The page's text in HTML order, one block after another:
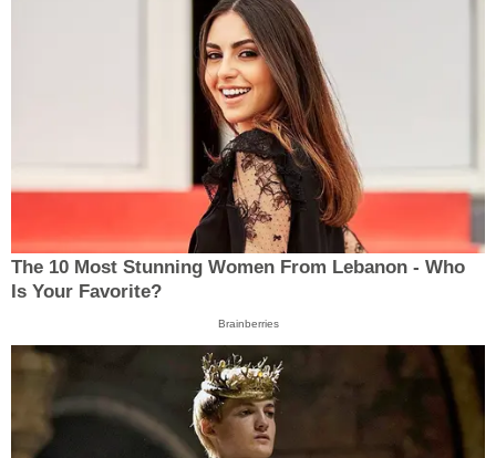
The 10 Most Stunning Women From Lebanon - Who
Is Your Favorite?
Brainberries